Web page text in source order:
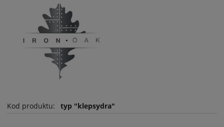
Kod produktu: typ "klepsydra"